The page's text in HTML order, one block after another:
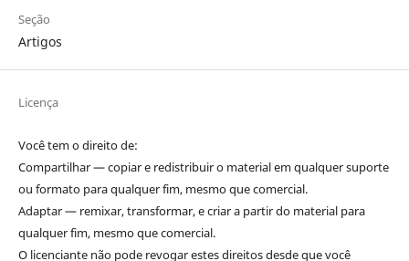
Seção
Artigos
Licença
Você tem o direito de:
Compartilhar — copiar e redistribuir o material em qualquer suporte
ou formato para qualquer fim, mesmo que comercial.
Adaptar — remixar, transformar, e criar a partir do material para
qualquer fim, mesmo que comercial.
O licenciante não pode revogar estes direitos desde que você